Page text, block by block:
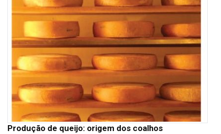
Produção de queijo: origem dos coalhos